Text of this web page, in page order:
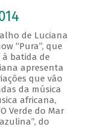
de Luciana
“Pura”, que
batida de
apresenta
que vão
da música
africana,
Verde do Mar
do